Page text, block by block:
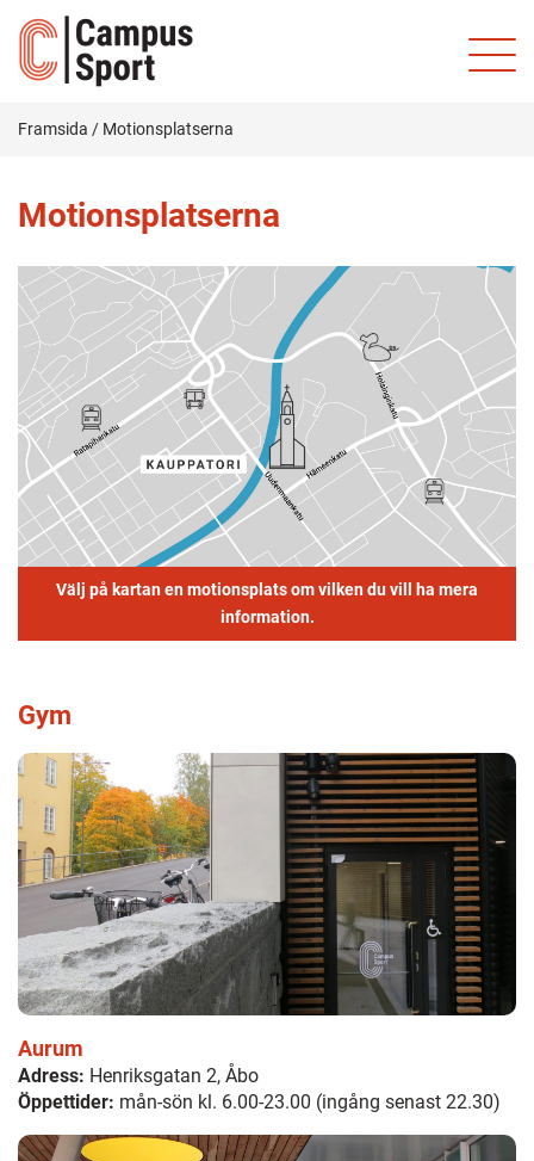
Framsida / Motionsplatserna
Motionsplatserna
Välj på kartan en motionsplats om vilken du vill ha mera
information.
Gym
Aurum
Adress: Henriksgatan 2, Åbo
Öppettider: mån-sön kl. 6.00-23.00 (ingång senast 22.30)